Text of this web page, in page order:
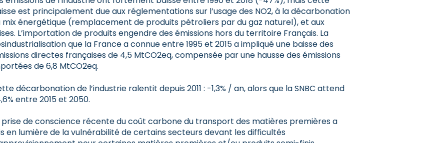
est principalement due aux réglementations sur l’usage des NO2, à la décarbonation
mix énergétique (remplacement de produits pétroliers par du gaz naturel), et aux
L’importation de produits engendre des émissions hors du territoire Français. La
que la France a connue entre 1995 et 2015 a impliqué une baisse des
directes françaises de 4,5 MtCO2eq, compensée par une hausse des émissions
de 6,8 MtCO2eq.
décarbonation de l’industrie ralentit depuis 2011 : -1,3% / an, alors que la SNBC attend
entre 2015 et 2050.
prise de conscience récente du coût carbone du transport des matières premières a
en lumière de la vulnérabilité de certains secteurs devant les difficultés